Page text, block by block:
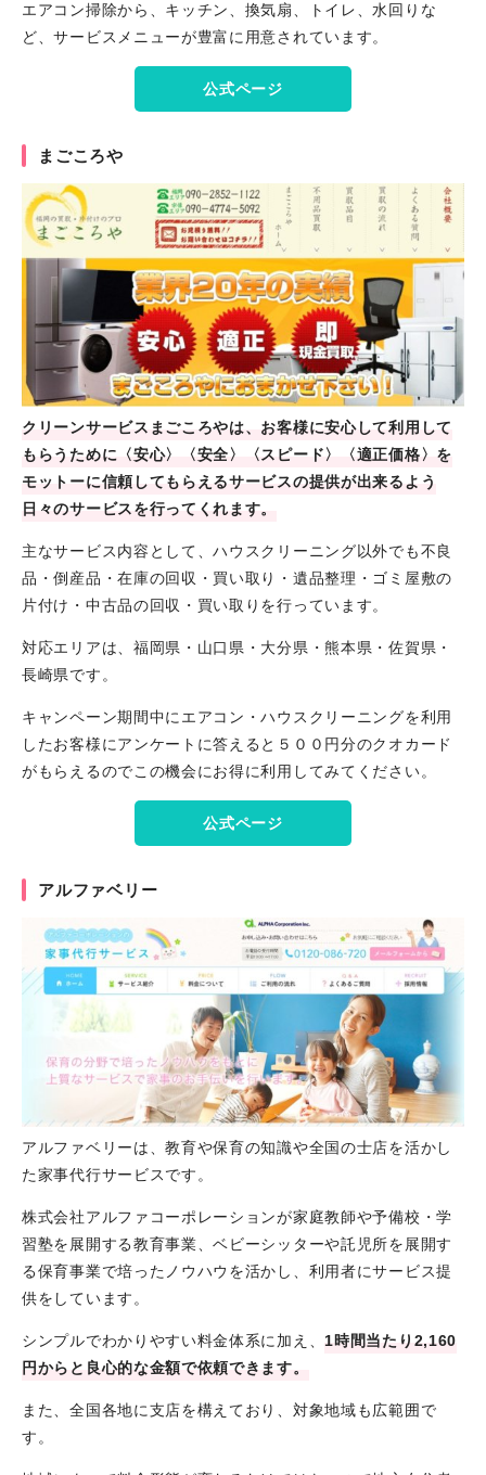
エアコン掃除から、キッチン、換気扇、トイレ、水回りな
ど、サービスメニューが豊富に用意されています。
公式ページ
まごころや
クリーンサービスまごころやは、お客様に安心して利用して
もらうために〈安心〉〈安全〉〈スピード〉〈適正価格〉を
モットーに信頼してもらえるサービスの提供が出来るよう
日々のサービスを行ってくれます。
主なサービス内容として、ハウスクリーニング以外でも不良
品・倒産品・在庫の回収・買い取り・遺品整理・ゴミ屋敷の
片付け・中古品の回収・買い取りを行っています。
対応エリアは、福岡県・山口県・大分県・熊本県・佐賀県・
長崎県です。
キャンペーン期間中にエアコン・ハウスクリーニングを利用
したお客様にアンケートに答えると５００円分のクオカード
がもらえるのでこの機会にお得に利用してみてください。
公式ページ
アルファベリー
アルファベリーは、教育や保育の知識や全国の士店を活かし
た家事代行サービスです。
株式会社アルファコーポレーションが家庭教師や予備校・学
習塾を展開する教育事業、ベビーシッターや託児所を展開す
る保育事業で培ったノウハウを活かし、利用者にサービス提
供をしています。
シンプルでわかりやすい料金体系に加え、1時間当たり2,160
円からと良心的な金額で依頼できます。
また、全国各地に支店を構えており、対象地域も広範囲で
す。